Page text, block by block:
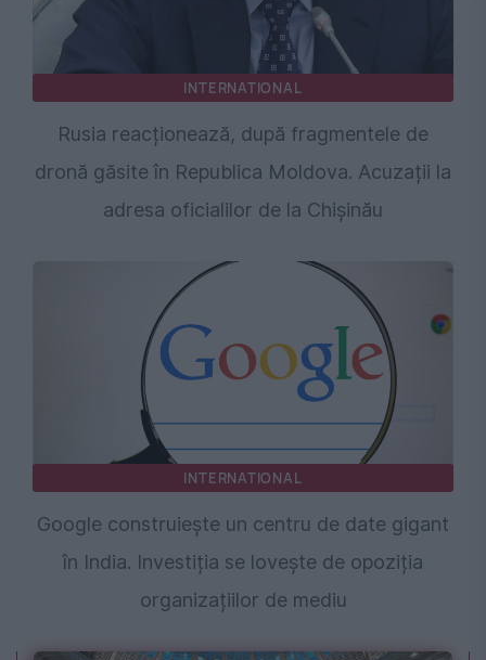
INTERNATIONAL
Rusia reacționează, după fragmentele de
dronă găsite în Republica Moldova. Acuzații la
adresa oficialilor de la Chișinău
INTERNATIONAL
Google construiește un centru de date gigant
în India. Investiția se lovește de opoziția
organizațiilor de mediu